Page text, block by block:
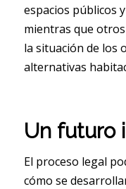
espacios públicos
mientras que
la situación de los
alternativas
Un futuro
El proceso legal
cómo se